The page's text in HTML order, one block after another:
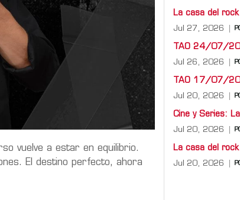
vuelve a estar en equilibrio.
El destino perfecto, ahora
La casa del
Jul 27, 2026
TAO 24/07/
Jul 26, 2026
TAO 17/07/
Jul 20, 2026
Cine y Series:
Jul 20, 2026
La casa del
Jul 20, 2026